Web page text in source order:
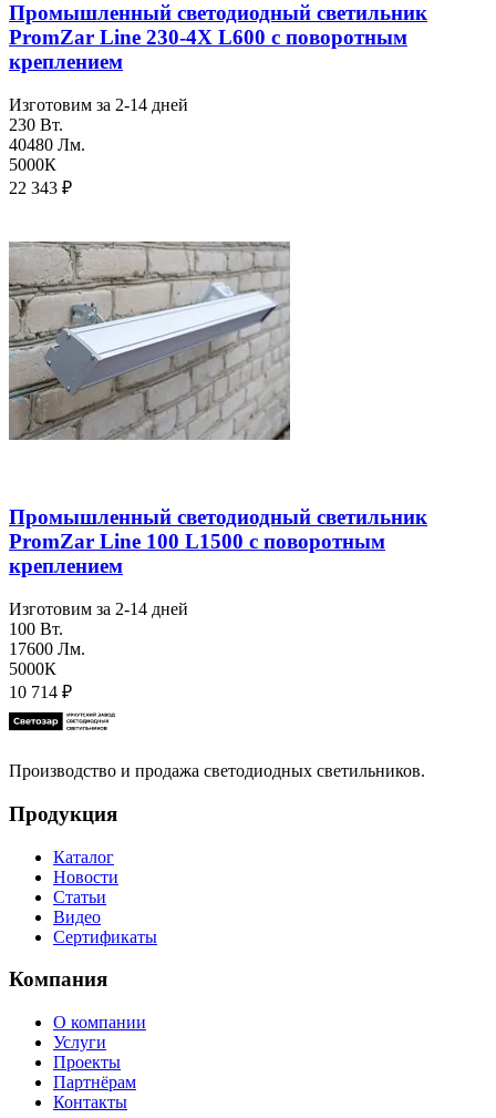
Промышленный светодиодный светильник
PromZar Line 230-4Х L600 с поворотным
креплением
Изготовим за 2-14 дней
230 Вт.
40480 Лм.
5000К
22 343 ₽
Промышленный светодиодный светильник
PromZar Line 100 L1500 с поворотным
креплением
Изготовим за 2-14 дней
100 Вт.
17600 Лм.
5000К
10 714 ₽
Производство и продажа светодиодных светильников.
Продукция
Каталог
Новости
Статьи
Видео
Сертификаты
Компания
О компании
Услуги
Проекты
Партнёрам
Контакты